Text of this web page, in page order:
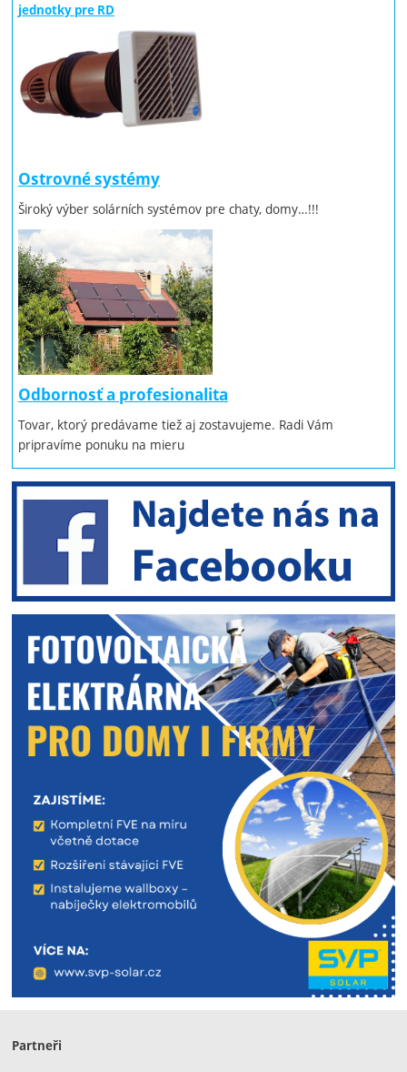
jednotky pre RD
Ostrovné systémy
Široký výber solárních systémov pre chaty, domy…!!!
Odbornosť a profesionalita
Tovar, ktorý predávame tiež aj zostavujeme. Radi Vám
pripravíme ponuku na mieru
Partneři